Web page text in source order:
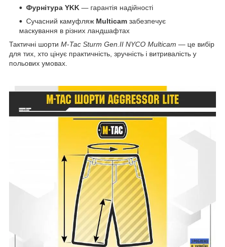
Фурнітура YKK — гарантія надійності
Сучасний камуфляж Multicam забезпечує
маскування в різних ландшафтах
Тактичні шорти M-Tac Sturm Gen.II NYCO Multicam — це вибір
для тих, хто цінує практичність, зручність і витривалість у
польових умовах.